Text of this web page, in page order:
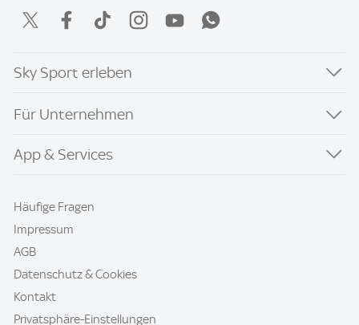
Sky Sport erleben
Für Unternehmen
App & Services
Häufige Fragen
Impressum
AGB
Datenschutz & Cookies
Kontakt
Privatsphäre-Einstellungen